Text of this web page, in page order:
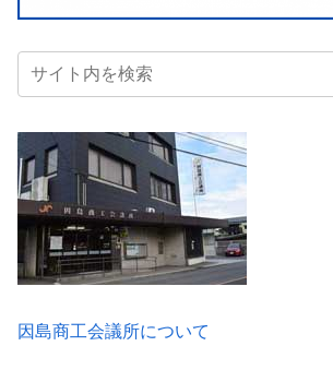
因島商工会議所について